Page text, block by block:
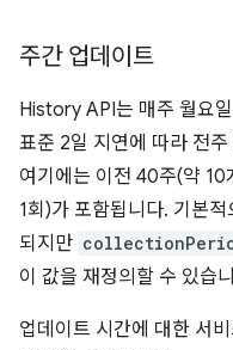
주간 업데이트
History API는 매주 월요
표준 2일 지연에 따라 전
여기에는 이전 40주(약
1회)가 포함됩니다. 기본
되지만
이 값을 재정의할 수 있습
업데이트 시간에 대한 서